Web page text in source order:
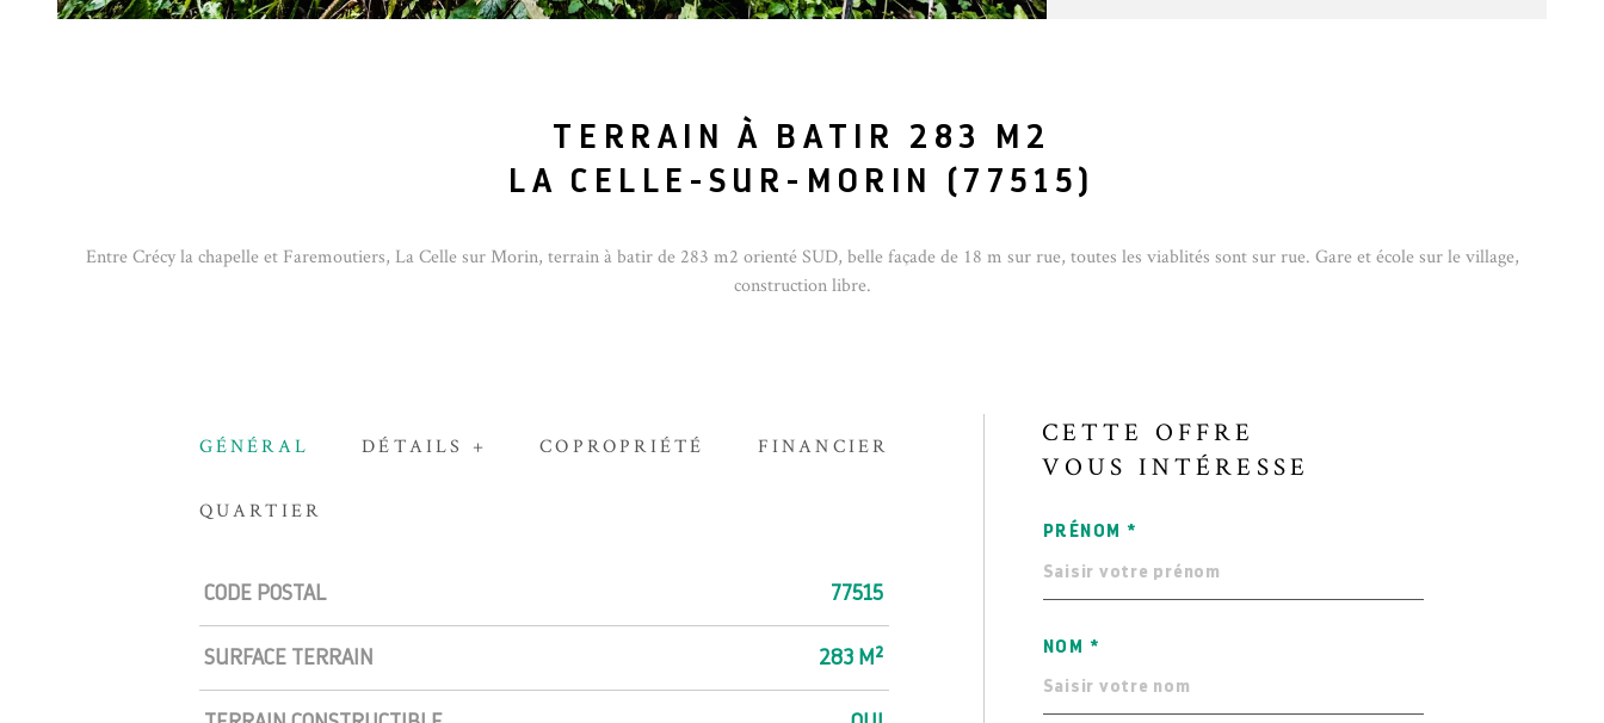
TERRAIN À BATIR 283 M2
LA CELLE-SUR-MORIN (77515)
Entre Crécy la chapelle et Faremoutiers, La Celle sur Morin, terrain à batir de 283 m2 orienté SUD, belle façade de 18 m sur rue, toutes les viablités sont sur rue. Gare et école sur le village,
construction libre.
GÉNÉRAL DÉTAILS + COPROPRIÉTÉ FINANCIER
QUARTIER
Caractérisque Valeurs
CODE POSTAL 77515
SURFACE TERRAIN 283 M²
CETTE OFFRE
VOUS INTÉRESSE
PRÉNOM *
NOM *